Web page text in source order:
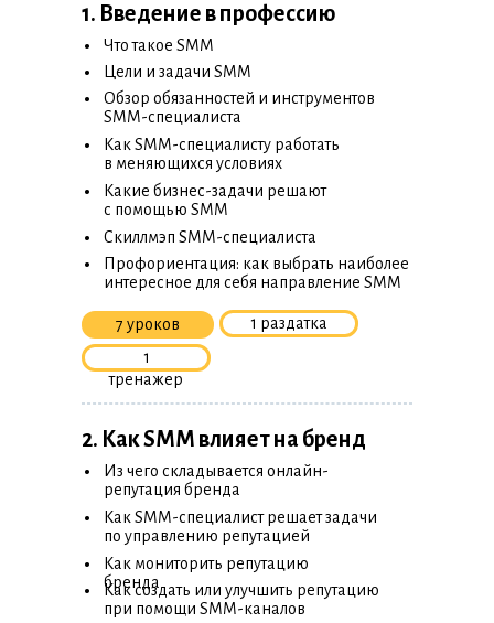
2. Как SMM влияет на бренд
Из чего складывается онлайн-
репутация бренда
•
Как SMM-специалист решает задачи
по управлению репутацией
•
Как мониторить репутацию
бренда
•
Как создать или улучшить репутацию
при помощи SMM-каналов
•
7 уроков
1
тренажер
1 раздатка
1. Введение в профессию
Что такое SMM
•
Цели и задачи SMM
•
Обзор обязанностей и инструментов
SMM-специалиста
•
Как SMM-специалисту работать
в меняющихся условиях
•
Какие бизнес-задачи решают
с помощью SMM
•
Скиллмэп SMM-специалиста
•
Профориентация: как выбрать наиболее
интересное для себя направление SMM
•